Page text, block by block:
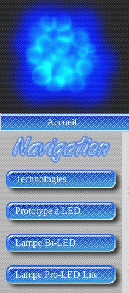
Accueil
Technologies
Prototype à LED
Lampe Bi-LED
Lampe Pro-LED Lite